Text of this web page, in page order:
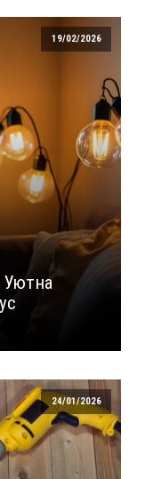
19/02/2026
24/01/2026